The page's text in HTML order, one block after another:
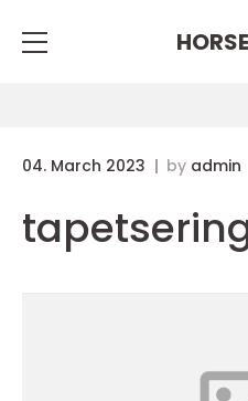
04. March 2023 by admin